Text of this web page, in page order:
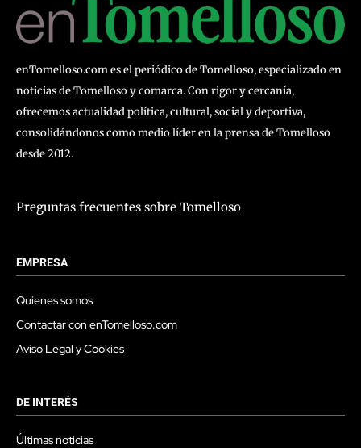
enTomelloso.com es el periódico de Tomelloso, especializado en
noticias de Tomelloso y comarca. Con rigor y cercanía,
ofrecemos actualidad política, cultural, social y deportiva,
consolidándonos como medio líder en la prensa de Tomelloso
desde 2012.
Preguntas frecuentes sobre Tomelloso
EMPRESA
Quienes somos
Contactar con enTomelloso.com
Aviso Legal y Cookies
DE INTERÉS
Últimas noticias